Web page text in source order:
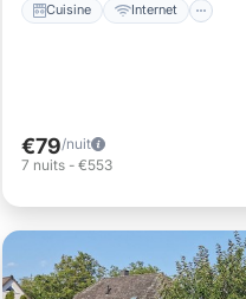
Cuisine Internet
€79/nuit
7 nuits - €553